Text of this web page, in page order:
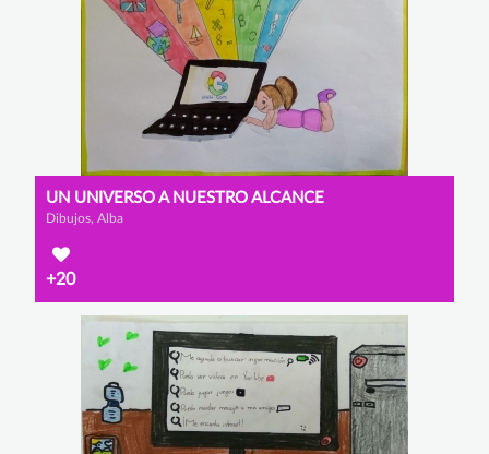
UN UNIVERSO A NUESTRO ALCANCE
Dibujos, Alba
+20